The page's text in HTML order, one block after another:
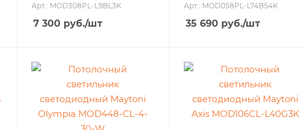
Арт.: MOD308PL-L9BL3K
7 300 руб./шт
Арт.: MOD058PL-L74BS4K
35 690руб./шт